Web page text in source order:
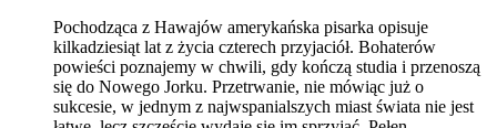
Pochodząca z Hawajów amerykańska pisarka opisuje
kilkadziesiąt lat z życia czterech przyjaciół. Bohaterów
powieści poznajemy w chwili, gdy kończą studia i przenoszą
się do Nowego Jorku. Przetrwanie, nie mówiąc już o
sukcesie, w jednym z najwspanialszych miast świata nie jest